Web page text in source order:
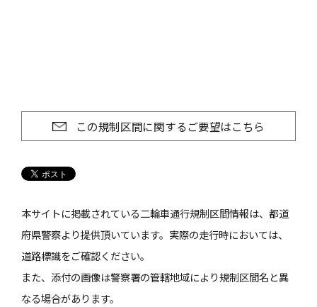
この規制区間に関するご要望はこちら
本サイトに掲載されている二輪車通行規制区間情報は、都道
府県警察より提供頂いています。実際の走行時においては、
道路標識をご確認ください。
また、添付の画像は警察署の管轄地域により規制区間名と異
なる場合があります。